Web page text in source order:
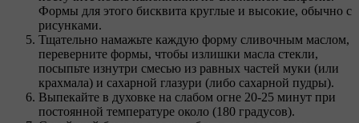
Формы для этого бисквита круглые и высокие, обычно с
рисунками.
Тщательно намажьте каждую форму сливочным маслом,
переверните формы, чтобы излишки масла стекли,
посыпьте изнутри смесью из равных частей муки (или
крахмала) и сахарной глазури (либо сахарной пудры).
Выпекайте в духовке на слабом огне 20-25 минут при
постоянной температуре около (180 градусов).